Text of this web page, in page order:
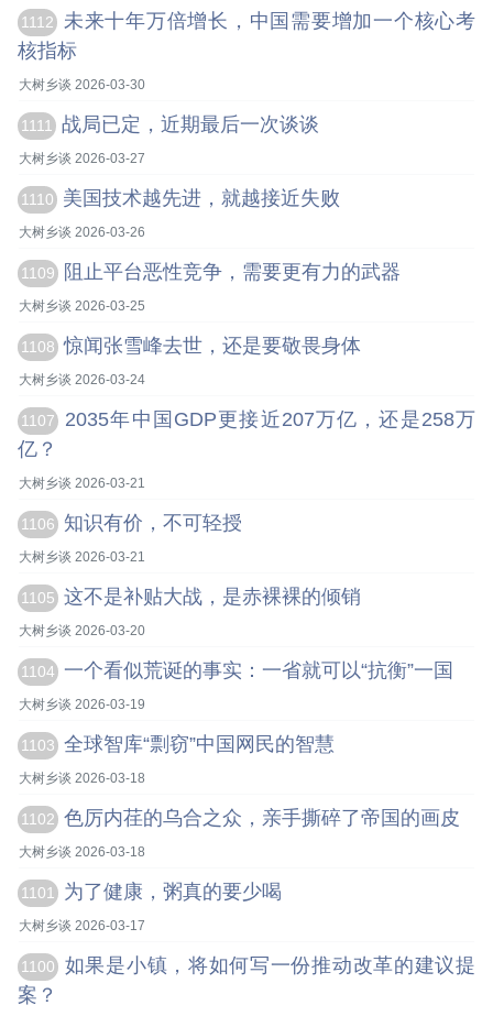
1112
未来十年万倍增长，中国需要增加一个核心考
核指标
大树乡谈 2026-03-30
1111 战局已定，近期最后一次谈谈
大树乡谈 2026-03-27
1110 美国技术越先进，就越接近失败
大树乡谈 2026-03-26
1109 阻止平台恶性竞争，需要更有力的武器
大树乡谈 2026-03-25
1108 惊闻张雪峰去世，还是要敬畏身体
大树乡谈 2026-03-24
1107
2035年中国GDP更接近207万亿，还是258万
亿？
大树乡谈 2026-03-21
1106 知识有价，不可轻授
大树乡谈 2026-03-21
1105 这不是补贴大战，是赤裸裸的倾销
大树乡谈 2026-03-20
1104 一个看似荒诞的事实：一省就可以“抗衡”一国
大树乡谈 2026-03-19
1103 全球智库“剽窃”中国网民的智慧
大树乡谈 2026-03-18
1102 色厉内荏的乌合之众，亲手撕碎了帝国的画皮
大树乡谈 2026-03-18
1101 为了健康，粥真的要少喝
大树乡谈 2026-03-17
1100
如果是小镇，将如何写一份推动改革的建议提
案？